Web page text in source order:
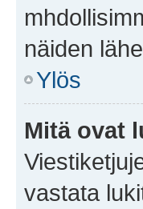
näiden
Ylös
Mitä ovat
vastata